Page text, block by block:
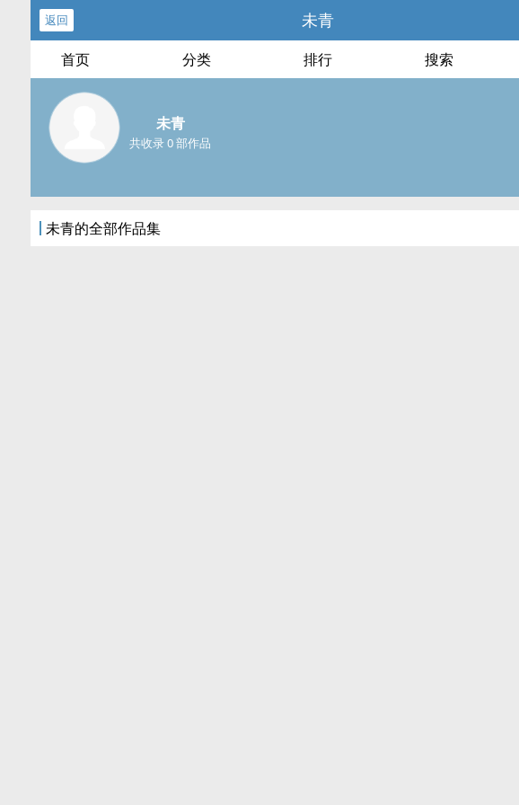
返回 未青
首页 分类 排行 搜索
未青
共收录 0 部作品
未青的全部作品集